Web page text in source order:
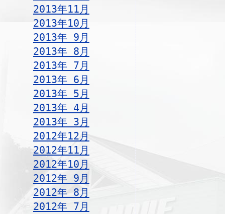
2013年11月
2013年10月
2013年 9月
2013年 8月
2013年 7月
2013年 6月
2013年 5月
2013年 4月
2013年 3月
2012年12月
2012年11月
2012年10月
2012年 9月
2012年 8月
2012年 7月